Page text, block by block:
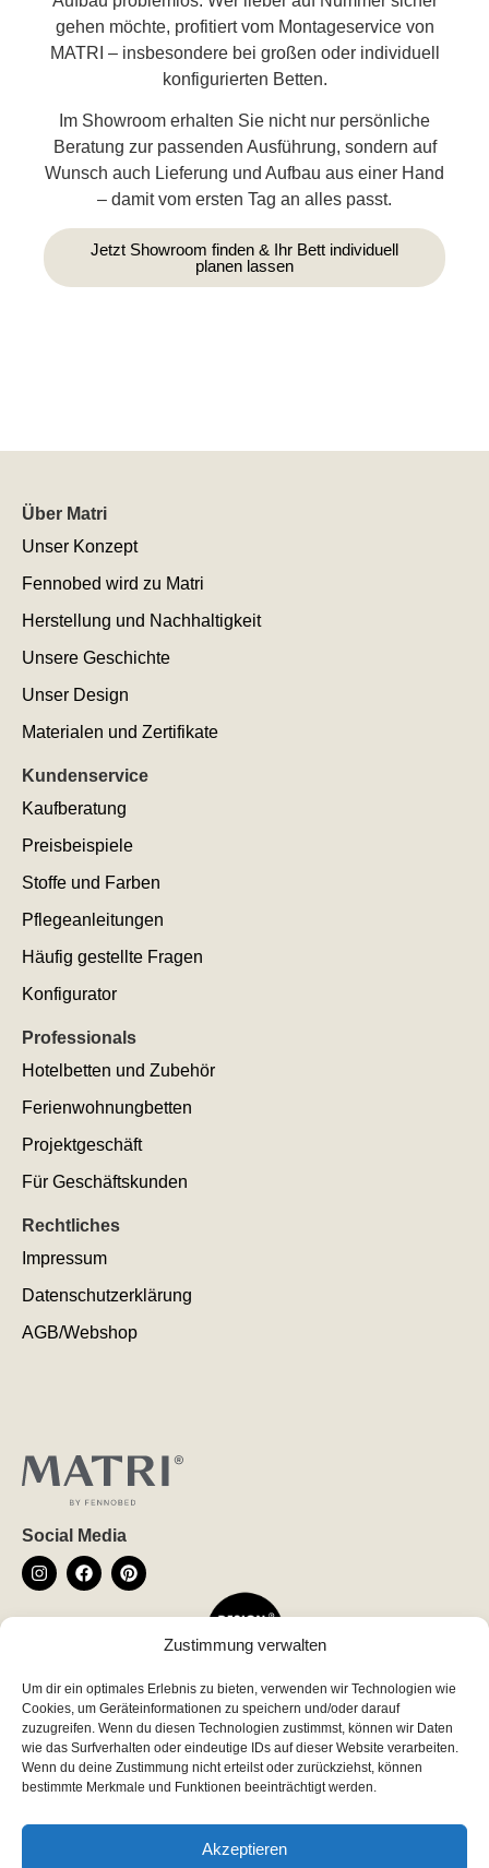
Zustimmung verwalten
Um dir ein optimales Erlebnis zu bieten, verwenden wir Technologien wie
Cookies, um Geräteinformationen zu speichern und/oder darauf
zuzugreifen. Wenn du diesen Technologien zustimmst, können wir Daten
wie das Surfverhalten oder eindeutige IDs auf dieser Website verarbeiten.
Wenn du deine Zustimmung nicht erteilst oder zurückziehst, können
bestimmte Merkmale und Funktionen beeinträchtigt werden.
Akzeptieren
gehen möchte, profitiert vom Montageservice von
MATRI – insbesondere bei großen oder individuell
konfigurierten Betten.
Im Showroom erhalten Sie nicht nur persönliche
Beratung zur passenden Ausführung, sondern auf
Wunsch auch Lieferung und Aufbau aus einer Hand
– damit vom ersten Tag an alles passt.
Jetzt Showroom finden & Ihr Bett individuell
planen lassen
Über Matri
Unser Konzept
Fennobed wird zu Matri
Herstellung und Nachhaltigkeit
Unsere Geschichte
Unser Design
Materialen und Zertifikate
Kundenservice
Kaufberatung
Preisbeispiele
Stoffe und Farben
Pflegeanleitungen
Häufig gestellte Fragen
Konfigurator
Professionals
Hotelbetten und Zubehör
Ferienwohnungbetten
Projektgeschäft
Für Geschäftskunden
Rechtliches
Impressum
Datenschutzerklärung
AGB/Webshop
Social Media
Newsletter
*indicates required
Email Address*